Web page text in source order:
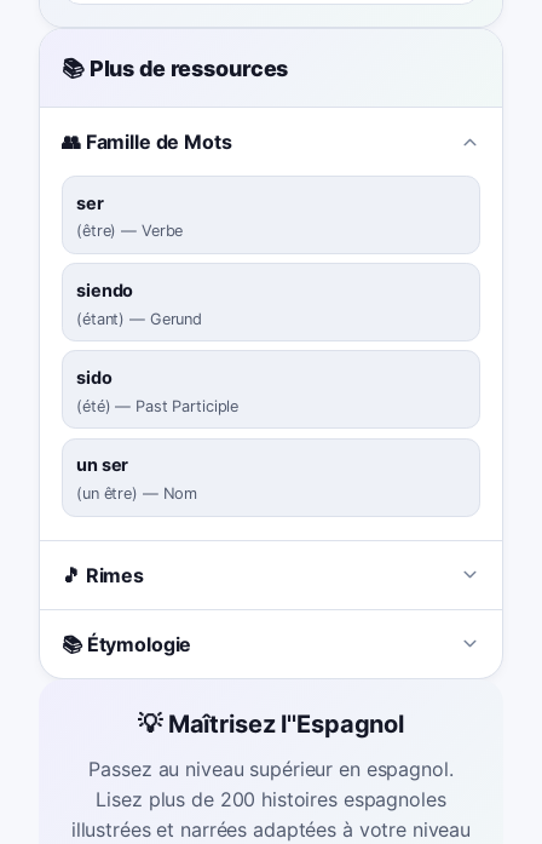
📚 Plus de ressources
👥 Famille de Mots
ser
(être) — Verbe
siendo
(étant) — Gerund
sido
(été) — Past Participle
un ser
(un être) — Nom
🎵 Rimes
📚 Étymologie
💡 Maîtrisez l''Espagnol
Passez au niveau supérieur en espagnol.
Lisez plus de 200 histoires espagnoles
illustrées et narrées adaptées à votre niveau